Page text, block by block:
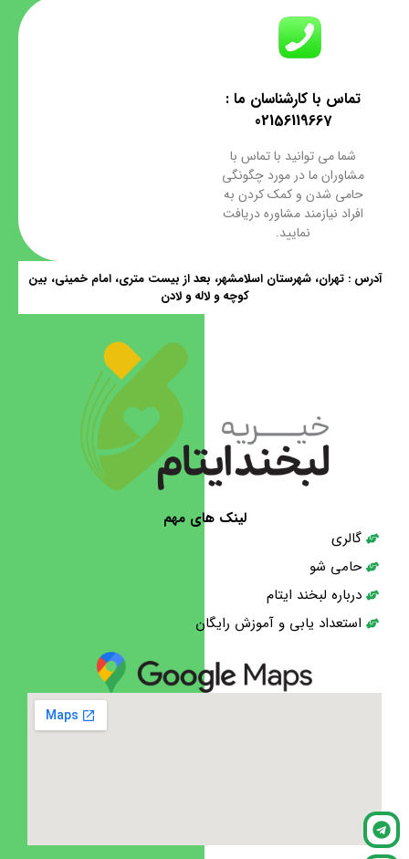
تماس با کارشناسان ما :
02156119667
شما می توانید با تماس با
مشاوران ما در مورد چگونگی
حامی شدن و کمک کردن به
افراد نیازمند مشاوره دریافت
نمایید.
آدرس : تهران، شهرستان اسلامشهر، بعد از بیست متری، امام خمینی، بین
کوچه و لاله و لادن
لینک های مهم
گالری
حامی شو
درباره لبخند ایتام
استعداد یابی و آموزش رایگان